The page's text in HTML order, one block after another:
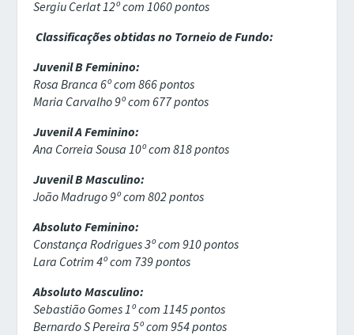
Sergiu Cerlat 12º com 1060 pontos
Classificações obtidas no Torneio de Fundo:
Juvenil B Feminino:
Rosa Branca 6º com 866 pontos
Maria Carvalho 9º com 677 pontos
Juvenil A Feminino:
Ana Correia Sousa 10º com 818 pontos
Juvenil B Masculino:
João Madrugo 9º com 802 pontos
Absoluto Feminino:
Constança Rodrigues 3º com 910 pontos
Lara Cotrim 4º com 739 pontos
Absoluto Masculino:
Sebastião Gomes 1º com 1145 pontos
Bernardo S Pereira 5º com 954 pontos